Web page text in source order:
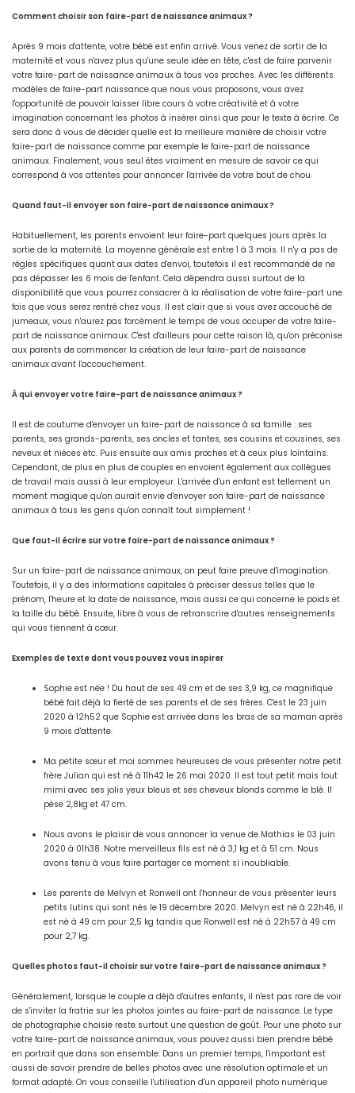
Comment choisir son faire-part de naissance animaux ?
Après 9 mois d'attente, votre bébé est enfin arrivé. Vous venez de sortir de la
maternité et vous n'avez plus qu'une seule idée en tête, c'est de faire parvenir
votre faire-part de naissance animaux à tous vos proches. Avec les différents
modèles de faire-part naissance que nous vous proposons, vous avez
l'opportunité de pouvoir laisser libre cours à votre créativité et à votre
imagination concernant les photos à insérer ainsi que pour le texte à écrire. Ce
sera donc à vous de décider quelle est la meilleure manière de choisir votre
faire-part de naissance comme par exemple le faire-part de naissance
animaux. Finalement, vous seul êtes vraiment en mesure de savoir ce qui
correspond à vos attentes pour annoncer l'arrivée de votre bout de chou.
Quand faut-il envoyer son faire-part de naissance animaux ?
Habituellement, les parents envoient leur faire-part quelques jours après la
sortie de la maternité. La moyenne générale est entre 1 à 3 mois. Il n'y a pas de
règles spécifiques quant aux dates d'envoi, toutefois il est recommandé de ne
pas dépasser les 6 mois de l'enfant. Cela dépendra aussi surtout de la
disponibilité que vous pourrez consacrer à la réalisation de votre faire-part une
fois que vous serez rentré chez vous. Il est clair que si vous avez accouché de
jumeaux, vous n'aurez pas forcément le temps de vous occuper de votre faire-
part de naissance animaux. C'est d'ailleurs pour cette raison là, qu'on préconise
aux parents de commencer la création de leur faire-part de naissance
animaux avant l'accouchement.
À qui envoyer votre faire-part de naissance animaux ?
Il est de coutume d'envoyer un faire-part de naissance à sa famille : ses
parents, ses grands-parents, ses oncles et tantes, ses cousins et cousines, ses
neveux et nièces etc. Puis ensuite aux amis proches et à ceux plus lointains.
Cependant, de plus en plus de couples en envoient également aux collègues
de travail mais aussi à leur employeur. L'arrivée d'un enfant est tellement un
moment magique qu'on aurait envie d'envoyer son faire-part de naissance
animaux à tous les gens qu'on connaît tout simplement !
Que faut-il écrire sur votre faire-part de naissance animaux ?
Sur un faire-part de naissance animaux, on peut faire preuve d'imagination.
Toutefois, il y a des informations capitales à préciser dessus telles que le
prénom, l'heure et la date de naissance, mais aussi ce qui concerne le poids et
la taille du bébé. Ensuite, libre à vous de retranscrire d'autres renseignements
qui vous tiennent à cœur.
Exemples de texte dont vous pouvez vous inspirer
Sophie est née ! Du haut de ses 49 cm et de ses 3,9 kg, ce magnifique
bébé fait déjà la fierté de ses parents et de ses frères. C'est le 23 juin
2020 à 12h52 que Sophie est arrivée dans les bras de sa maman après
9 mois d'attente.
Ma petite sœur et moi sommes heureuses de vous présenter notre petit
frère Julian qui est né à 11h42 le 26 mai 2020. Il est tout petit mais tout
mimi avec ses jolis yeux bleus et ses cheveux blonds comme le blé. Il
pèse 2,8kg et 47 cm.
Nous avons le plaisir de vous annoncer la venue de Mathias le 03 juin
2020 à 01h38. Notre merveilleux fils est né à 3,1 kg et à 51 cm. Nous
avons tenu à vous faire partager ce moment si inoubliable.
Les parents de Melvyn et Ronwell ont l'honneur de vous présenter leurs
petits lutins qui sont nés le 19 décembre 2020. Melvyn est né à 22h46, il
est né à 49 cm pour 2,5 kg tandis que Ronwell est né à 22h57 à 49 cm
pour 2,7 kg.
Quelles photos faut-il choisir sur votre faire-part de naissance animaux ?
Généralement, lorsque le couple a déjà d'autres enfants, il n'est pas rare de voir
de s'inviter la fratrie sur les photos jointes au faire-part de naissance. Le type
de photographie choisie reste surtout une question de goût. Pour une photo sur
votre faire-part de naissance animaux, vous pouvez aussi bien prendre bébé
en portrait que dans son ensemble. Dans un premier temps, l'important est
aussi de savoir prendre de belles photos avec une résolution optimale et un
format adapté. On vous conseille l'utilisation d'un appareil photo numérique